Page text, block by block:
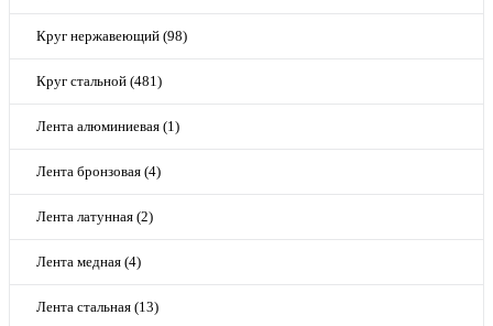
Круг нержавеющий (98)
Круг стальной (481)
Лента алюминиевая (1)
Лента бронзовая (4)
Лента латунная (2)
Лента медная (4)
Лента стальная (13)